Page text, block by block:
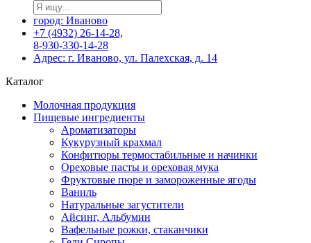
город: Иваново
+7 (4932) 26-14-28,
8-930-330-14-28
Адрес: г. Иваново, ул. Палехская, д. 14
Каталог
Молочная продукция
Пищевые ингредиенты
Ароматизаторы
Кукурузный крахмал
Конфитюры термостабильные и начинки
Ореховые пасты и ореховая мука
Фруктовые пюре и замороженные ягоды
Ваниль
Натуральные загустители
Айсинг, Альбумин
Вафельные рожки, стаканчики